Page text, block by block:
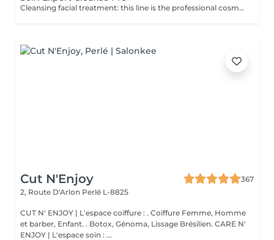
Cleansing facial treatment: this line is the professional cosmetic line in the field of facial dermohygiene. Expert Cleanse Pro has been formulated with environmentally friendly products and is ideal for preparing the skin in addition to thorough cleansing and care.
Cut N'Enjoy
367
2, Route D'Arlon Perlé L-8825
CUT N' ENJOY | L'espace coiffure : . Coiffure Femme, Homme
et barber, Enfant. . Botox, Génoma, Lissage Brésilien. CARE N'
ENJOY | L'espace soin : ...